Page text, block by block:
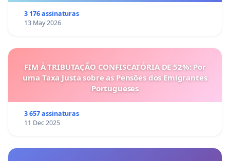
3 176 assinaturas
13 May 2026
FIM À TRIBUTAÇÃO CONFISCATÓRIA DE 52%: Por
uma Taxa Justa sobre as Pensões dos Emigrantes
Portugueses
3 657 assinaturas
11 Dec 2025